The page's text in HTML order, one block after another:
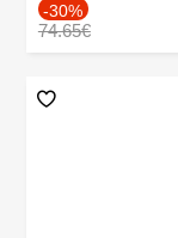
-30%
74.65€